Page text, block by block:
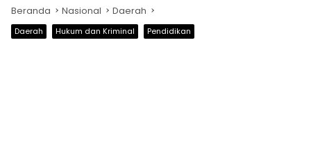
Beranda Nasional Daerah
Daerah Hukum dan Kriminal Pendidikan